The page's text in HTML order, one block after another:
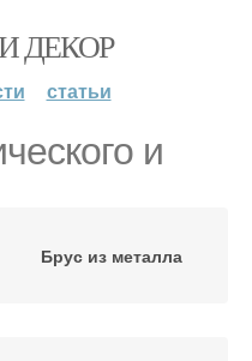
ДЕКОР
статьи
и
Брус из металла